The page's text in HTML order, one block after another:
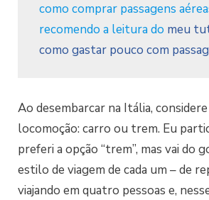
como comprar passagens
recomendo a leitura do meu
como gastar pouco com
Ao desembarcar na Itália,
locomoção: carro ou trem. Eu
preferi a opção “trem”, mas vai do
estilo de viagem de cada um – de
viajando em quatro pessoas e,